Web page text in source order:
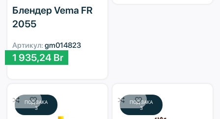
Блендер Vema FR
2055
Артикул: gm014823
1 935,24 Br
ПОД ЗАКА
З
ПОД ЗАКА
З